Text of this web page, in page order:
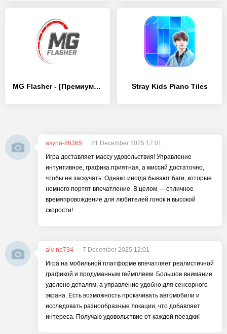
MG Flasher - [Премиум версия] Stray Kids Piano Tiles
asyna-86365
21 December 2025 17:01
Игра доставляет массу удовольствия! Управление
интуитивное, графика приятная, а миссий достаточно,
чтобы не заскучать. Однако иногда бывают баги, которые
немного портят впечатление. В целом — отличное
времяпровождение для любителей гонок и высокой
скорости!
alv-np734
7 December 2025 12:01
Игра на мобильной платформе впечатляет реалистичной
графикой и продуманным геймплеем. Большое внимание
уделено деталям, а управление удобно для сенсорного
экрана. Есть возможность прокачивать автомобили и
исследовать разнообразные локации, что добавляет
интереса. Получаю удовольствие от каждой поездки!